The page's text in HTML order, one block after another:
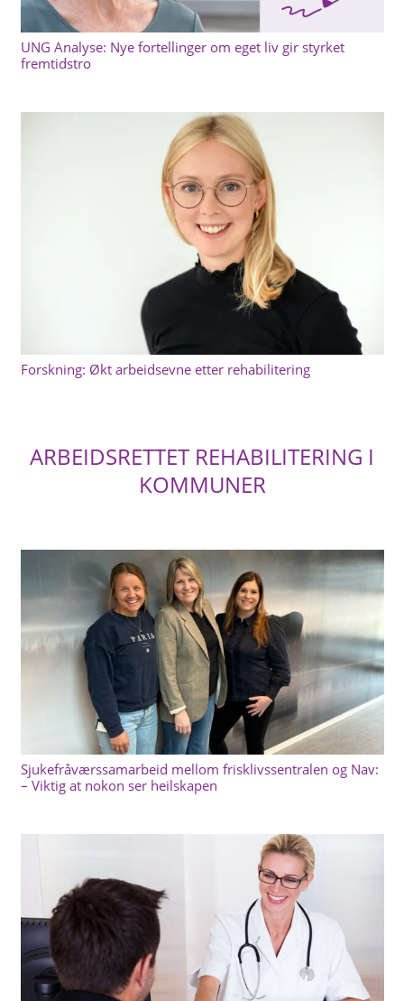
UNG Analyse: Nye fortellinger om eget liv gir styrket
fremtidstro
Forskning: Økt arbeidsevne etter rehabilitering
ARBEIDSRETTET REHABILITERING I
KOMMUNER
Sjukefråværssamarbeid mellom frisklivssentralen og Nav:
– Viktig at nokon ser heilskapen